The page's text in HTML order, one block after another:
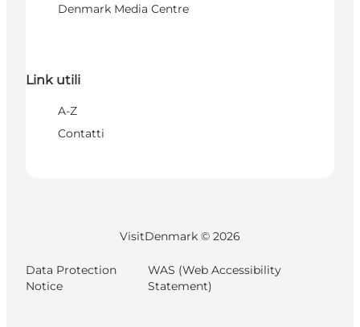
Denmark Media Centre
Link utili
A-Z
Contatti
VisitDenmark © 2026
Data Protection
Notice
WAS (Web Accessibility
Statement)